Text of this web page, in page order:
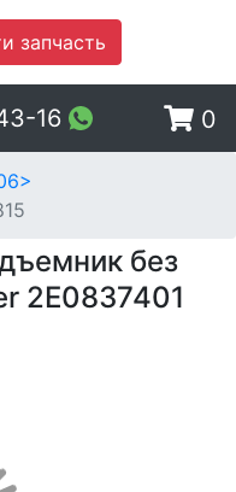
запчасть
16 0
без
2E0837401